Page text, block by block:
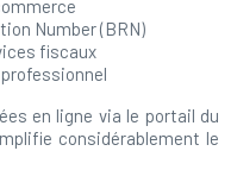
Number (BRN)
fiscaux
en ligne via le portail du
considérablement le